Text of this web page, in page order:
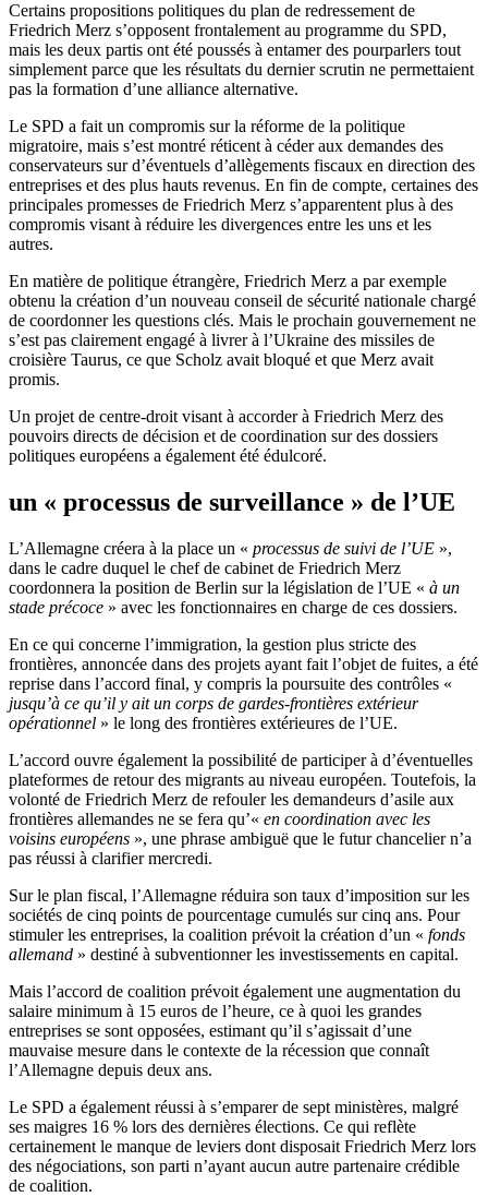
Certains propositions politiques du plan de redressement de
Friedrich Merz s’opposent frontalement au programme du SPD,
mais les deux partis ont été poussés à entamer des pourparlers tout
simplement parce que les résultats du dernier scrutin ne permettaient
pas la formation d’une alliance alternative.
Le SPD a fait un compromis sur la réforme de la politique
migratoire, mais s’est montré réticent à céder aux demandes des
conservateurs sur d’éventuels d’allègements fiscaux en direction des
entreprises et des plus hauts revenus. En fin de compte, certaines des
principales promesses de Friedrich Merz s’apparentent plus à des
compromis visant à réduire les divergences entre les uns et les
autres.
En matière de politique étrangère, Friedrich Merz a par exemple
obtenu la création d’un nouveau conseil de sécurité nationale chargé
de coordonner les questions clés. Mais le prochain gouvernement ne
s’est pas clairement engagé à livrer à l’Ukraine des missiles de
croisière Taurus, ce que Scholz avait bloqué et que Merz avait
promis.
Un projet de centre-droit visant à accorder à Friedrich Merz des
pouvoirs directs de décision et de coordination sur des dossiers
politiques européens a également été édulcoré.
un « processus de surveillance » de l’UE
L’Allemagne créera à la place un « processus de suivi de l’UE »,
dans le cadre duquel le chef de cabinet de Friedrich Merz
coordonnera la position de Berlin sur la législation de l’UE « à un
stade précoce » avec les fonctionnaires en charge de ces dossiers.
En ce qui concerne l’immigration, la gestion plus stricte des
frontières, annoncée dans des projets ayant fait l’objet de fuites, a été
reprise dans l’accord final, y compris la poursuite des contrôles «
jusqu’à ce qu’il y ait un corps de gardes-frontières extérieur
opérationnel » le long des frontières extérieures de l’UE.
L’accord ouvre également la possibilité de participer à d’éventuelles
plateformes de retour des migrants au niveau européen. Toutefois, la
volonté de Friedrich Merz de refouler les demandeurs d’asile aux
frontières allemandes ne se fera qu’« en coordination avec les
voisins européens », une phrase ambiguë que le futur chancelier n’a
pas réussi à clarifier mercredi.
Sur le plan fiscal, l’Allemagne réduira son taux d’imposition sur les
sociétés de cinq points de pourcentage cumulés sur cinq ans. Pour
stimuler les entreprises, la coalition prévoit la création d’un « fonds
allemand » destiné à subventionner les investissements en capital.
Mais l’accord de coalition prévoit également une augmentation du
salaire minimum à 15 euros de l’heure, ce à quoi les grandes
entreprises se sont opposées, estimant qu’il s’agissait d’une
mauvaise mesure dans le contexte de la récession que connaît
l’Allemagne depuis deux ans.
Le SPD a également réussi à s’emparer de sept ministères, malgré
ses maigres 16 % lors des dernières élections. Ce qui reflète
certainement le manque de leviers dont disposait Friedrich Merz lors
des négociations, son parti n’ayant aucun autre partenaire crédible
de coalition.